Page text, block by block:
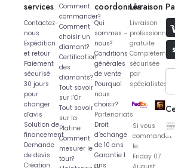
services
Contactez-
nous
Expédition
et retour
Paiement
sécurisé
30 jours
pour
changer
d’avis
Solution de
financement
Demande
de devis
Création
Comment
commander?
Comment
choisir un
diamant?
Certification
des
diamants?
Tout savoir
sur l’Or
Tout savoir
sur la
Platine
Comment
mesurer le
tour?
coordonnés
Qui
sommes –
nous?
Conditions
générales
de vente
Pourquoi
nous
choisir?
Partenariats
Droit
d’echange
de 10 ans
Garantie 1
ans
Livraison
Livraison
gratuite
sécurisée
par
spécialistes
Si vous
commandez
le:
Friday 07